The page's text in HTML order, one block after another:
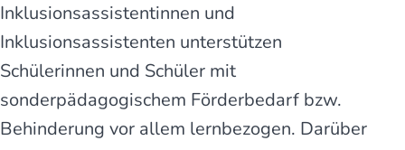
Inklusionsassistentinnen und
Inklusionsassistenten unterstützen
Schülerinnen und Schüler mit
sonderpädagogischem Förderbedarf bzw.
Behinderung vor allem lernbezogen. Darüber